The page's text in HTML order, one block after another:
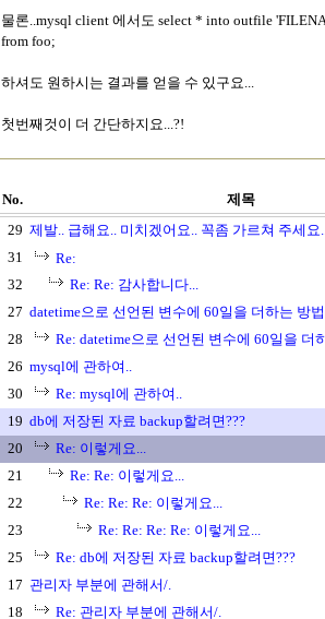
물론..mysql client 에서도 select * into outfile
from foo;
하셔도 원하시는 결과를 얻을 수 있구요...
첫번째것이 더 간단하지요...?!
No.
제목
29 제발.. 급해요.. 미치겠어요.. 꼭좀 가르쳐 주세요
31
Re:
32
Re: Re: 감사합니다...
27 datetime으로 선언된 변수에 60일을 더하는 방
28
Re: datetime으로 선언된 변수에 60일을 더
26 mysql에 관하여..
30
Re: mysql에 관하여..
19 db에 저장된 자료 backup할려면???
20
Re: 이렇게요...
21
Re: Re: 이렇게요...
22
Re: Re: Re: 이렇게요...
23
Re: Re: Re: Re: 이렇게요...
25
Re: db에 저장된 자료 backup할려면???
17 관리자 부분에 관해서/.
18
Re: 관리자 부분에 관해서/.